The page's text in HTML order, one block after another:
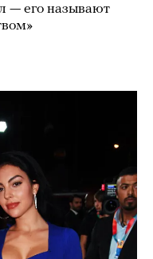
— его называют